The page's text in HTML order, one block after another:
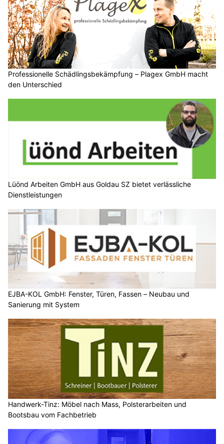
Professionelle Schädlingsbekämpfung – Plagex GmbH macht
den Unterschied
Lüönd Arbeiten GmbH aus Goldau SZ bietet verlässliche
Dienstleistungen
EJBA-KOL GmbH: Fenster, Türen, Fassen – Neubau und
Sanierung mit System
Handwerk-Tinz: Möbel nach Mass, Polsterarbeiten und
Bootsbau vom Fachbetrieb